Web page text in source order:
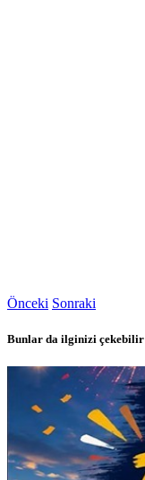
Önceki Sonraki
Bunlar da ilginizi çekebilir